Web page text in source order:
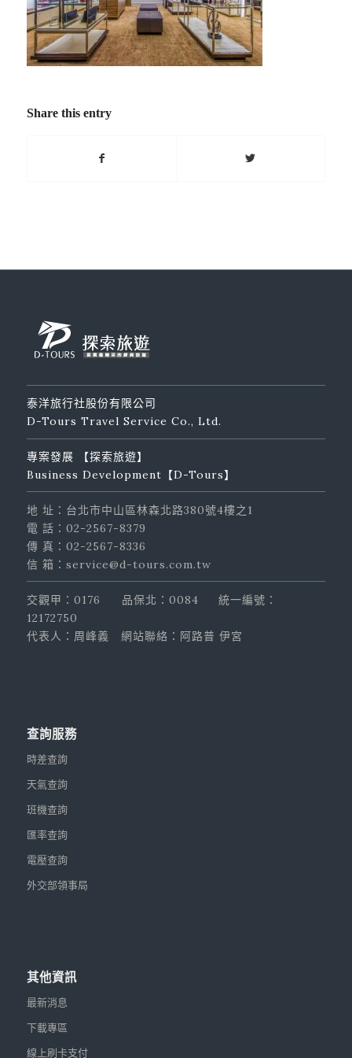
Share this entry
泰洋旅行社股份有限公司
D-Tours Travel Service Co., Ltd.
專案發展 【探索旅遊】
Business Development【D-Tours】
地 址：台北市中山區林森北路380號4樓之1
電 話：02-2567-8379
傳 真：02-2567-8336
信 箱：service@d-tours.com.tw
交觀甲：0176 品保北：0084
統一編號：
12172750
代表人：周峰義
網站聯絡：阿路普 伊宮
查詢服務
時差查詢
天氣查詢
班機查詢
匯率查詢
電壓查詢
外交部領事局
其他資訊
最新消息
下載專區
線上刷卡支付